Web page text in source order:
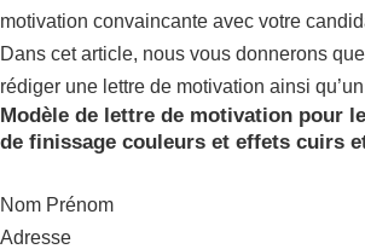
motivation convaincante avec votre
Dans cet article, nous vous donnerons
rédiger une lettre de motivation ainsi
Modèle de lettre de motivation pour
de finissage couleurs et effets cuirs
Nom Prénom
Adresse